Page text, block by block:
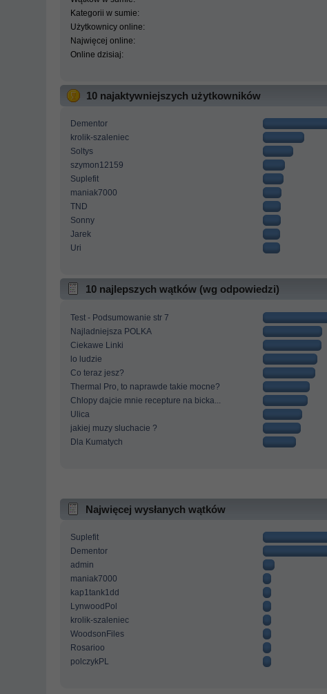
Kategorii w sumie:
Użytkownicy online:
Najwięcej online:
Online dzisiaj:
10 najaktywniejszych użytkowników
Dementor
krolik-szaleniec
Soltys
szymon12159
Suplefit
maniak7000
TND
Sonny
Jarek
Uri
10 najlepszych wątków (wg odpowiedzi)
Test - Podsumowanie str 7
Najladniejsza POLKA
Ciekawe Linki
lo ludzie
Co teraz jesz?
Thermal Pro, to naprawde takie mocne?
Chlopy dajcie mnie recepture na bicka...
Ulica
jakiej muzy sluchacie ?
Dla Kumatych
Najwięcej wysłanych wątków
Suplefit
Dementor
admin
maniak7000
kap1tank1dd
LynwoodPol
krolik-szaleniec
WoodsonFiles
Rosarioo
polczykPL